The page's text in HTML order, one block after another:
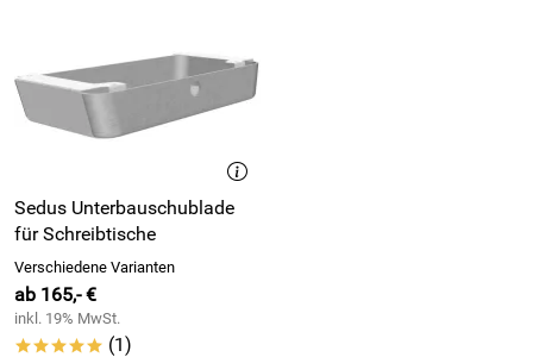
Sedus Unterbauschublade
für Schreibtische
Verschiedene Varianten
ab 165,- €
inkl. 19% MwSt.
***** (1)